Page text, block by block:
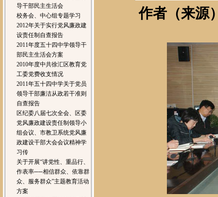
导干部民主生活会
校务会、中心组专题学习
2012年关于实行党风廉政建
设责任制自查报告
2011年度五十四中学领导干
部民主生活会方案
2010年度中共徐汇区教育党
工委党费收支情况
2011年五十四中学关于党员
领导干部廉洁从政若干准则
自查报告
区纪委八届七次全会、区委
党风廉政建设责任制领导小
组会议、市教卫系统党风廉
政建设干部大会会议精神学
习传
关于开展“讲党性、重品行、
作表率──相信群众、依靠群
众、服务群众”主题教育活动
方案
作者（来源